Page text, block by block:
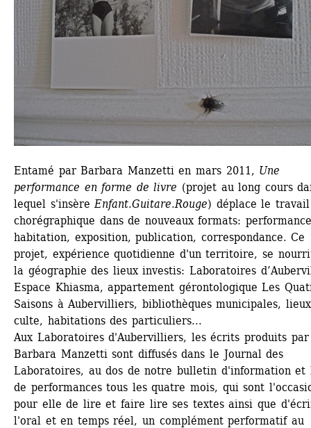
Entamé par Barbara Manzetti en mars 2011, Une
performance en forme de livre (projet au long cours
lequel s'insère Enfant.Guitare.Rouge) déplace le travail
chorégraphique dans de nouveaux formats:
habitation, exposition, publication, correspondance. Ce
projet, expérience quotidienne d'un territoire, se
la géographie des lieux investis: Laboratoires
Espace Khiasma, appartement gérontologique Les
Saisons à Aubervilliers, bibliothèques municipales,
culte, habitations des particuliers...
Aux Laboratoires d'Aubervilliers, les écrits produits par
Barbara Manzetti sont diffusés dans le Journal des
Laboratoires, au dos de notre bulletin d'information et
de performances tous les quatre mois, qui sont
pour elle de lire et faire lire ses textes ainsi que
l'oral et en temps réel, un complément performatif au